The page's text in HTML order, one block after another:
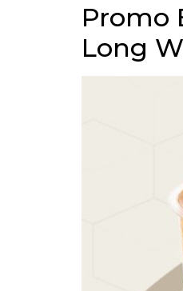
Promo
Long